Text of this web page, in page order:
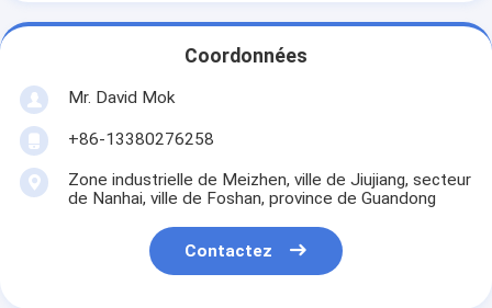
Coordonnées
Mr. David Mok
+86-13380276258
Zone industrielle de Meizhen, ville de Jiujiang, secteur
de Nanhai, ville de Foshan, province de Guandong
Contactez